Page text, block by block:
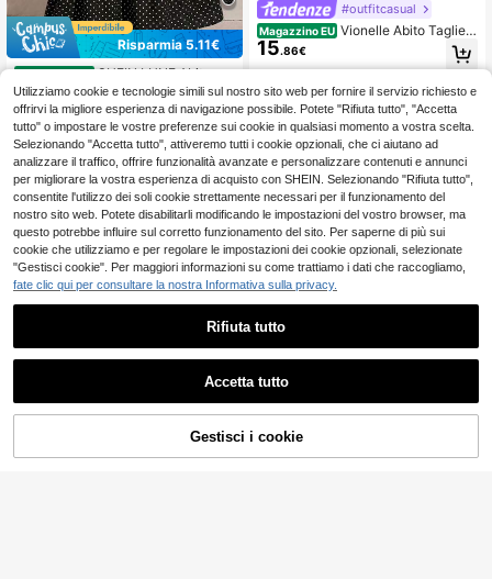
Risparmia 5.11€
Magazzino EU SHEIN LUNE Abito ele
gante casual da donna con manich
e a campana e motivo a pois, adatt
o per l'autunno/inverno, taglie como
de
13.10€ -28% 18.21€
4-7 giorni lavorativi
#outfitcasual
Magazzino EU Vionelle Abito Taglie F
orti Stile Francese Colore Unito Ro
mantico con Volant Primavera/Estat
15.86€
Mostra articoli simili in magazzino Vedi Tutto
ESAURITO
Utilizziamo cookie e tecnologie simili sul nostro sito web per fornire il servizio richiesto e
offrirvi la migliore esperienza di navigazione possibile. Potete "Rifiuta tutto", "Accetta
tutto" o impostare le vostre preferenze sui cookie in qualsiasi momento a vostra scelta.
Selezionando "Accetta tutto", attiveremo tutti i cookie opzionali, che ci aiutano ad
analizzare il traffico, offrire funzionalità avanzate e personalizzare contenuti e annunci
per migliorare la vostra esperienza di acquisto con SHEIN. Selezionando "Rifiuta tutto",
consentite l'utilizzo dei soli cookie strettamente necessari per il funzionamento del
nostro sito web. Potete disabilitarli modificando le impostazioni del vostro browser, ma
questo potrebbe influire sul corretto funzionamento del sito. Per saperne di più sui
cookie che utilizziamo e per regolare le impostazioni dei cookie opzionali, selezionate
"Gestisci cookie". Per maggiori informazioni su come trattiamo i dati che raccogliamo,
fate clic qui per consultare la nostra Informativa sulla privacy.
Rifiuta tutto
Accetta tutto
Gestisci i cookie